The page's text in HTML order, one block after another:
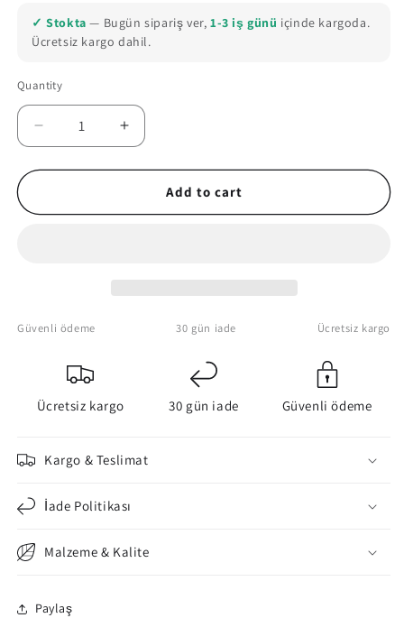
or
unavailable
✓ Stokta — Bugün sipariş ver,1-3 iş günü içinde kargoda.
Ücretsiz kargo dahil.
Quantity
Quantity
Decrease
quantity
for
Kurt
Poster
Increase
quantity
for
Movie
Add to cart
Güvenli ödeme 30 gün iade Ücretsiz kargo
Ücretsiz kargo 30 gün iade Güvenli ödeme
Kargo & Teslimat
İade Politikası
Malzeme & Kalite
Paylaş